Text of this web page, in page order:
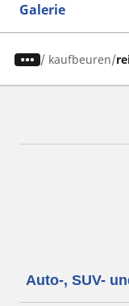
Galerie
/ kaufbeuren
Auto-, SUV-